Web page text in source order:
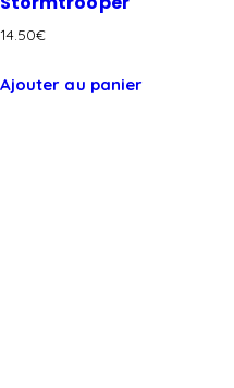
14.50€
Ajouter au panier